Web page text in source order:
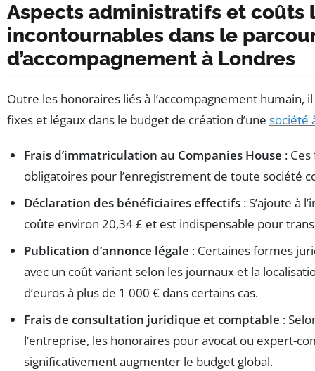
Aspects administratifs et coûts
incontournables dans le
d’accompagnement à Londres
Outre les honoraires liés à l’accompagnement humain,
fixes et légaux dans le budget de création d’une société
Frais d’immatriculation au Companies House :
obligatoires pour l’enregistrement de toute société
Déclaration des bénéficiaires effectifs : S’ajoute à
coûte environ 20,34 £ et est indispensable pour
Publication d’annonce légale : Certaines formes
avec un coût variant selon les journaux et la
d’euros à plus de 1 000 € dans certains cas.
Frais de consultation juridique et comptable :
l’entreprise, les honoraires pour avocat ou expert-
significativement augmenter le budget global.